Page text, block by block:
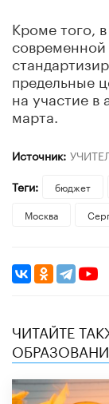
Кроме того,
предельные
на участие в
марта.
Источник:
Теги:
бюджет
Москва
ЧИТАЙТЕ